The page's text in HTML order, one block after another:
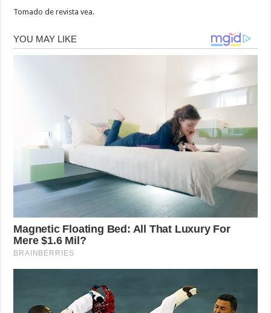
Tomado de revista vea.